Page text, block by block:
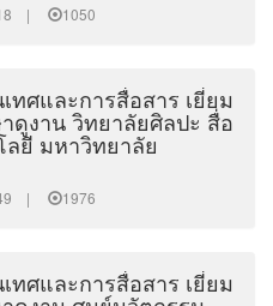
| 1050
ทศและการสื่อสาร เยี่ยม
ดูงาน วิทยาลัยศิลปะ สื่อ
ลยี มหาวิทยาลัย
| 1976
ทศและการสื่อสาร เยี่ยม